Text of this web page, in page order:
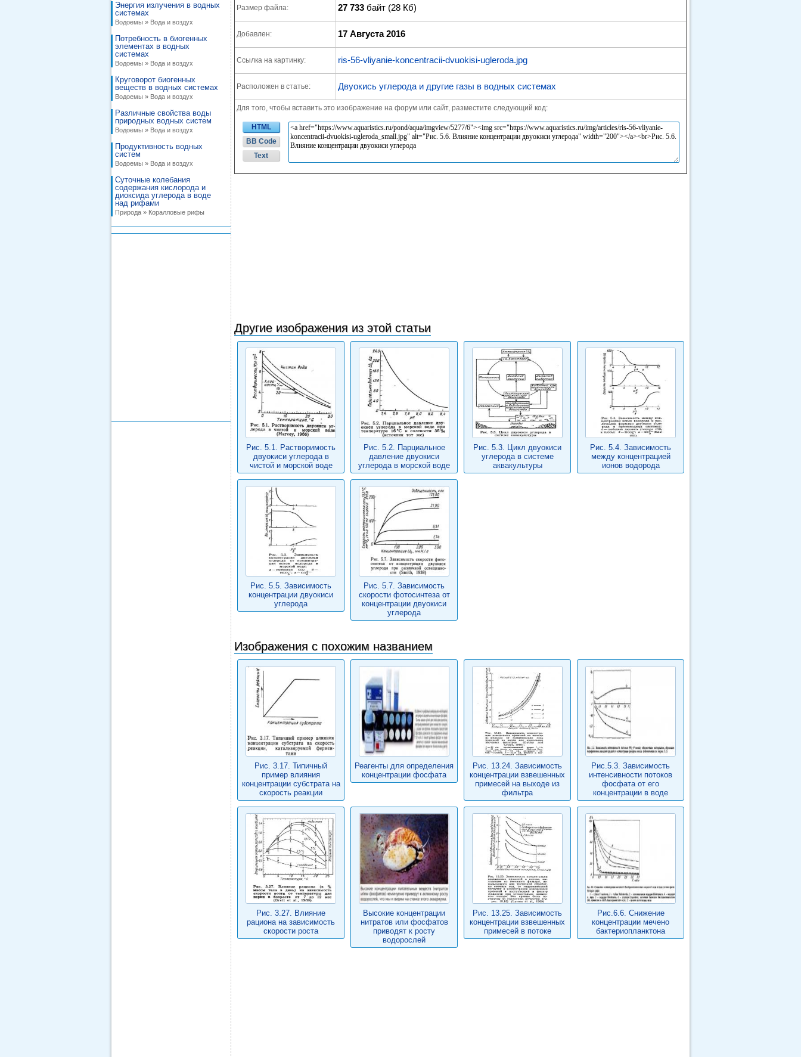
Энергия излучения в водных
системах
Водоемы » Вода и воздух
Потребность в биогенных
элементах в водных
системах
Водоемы » Вода и воздух
Круговорот биогенных
веществ в водных системах
Водоемы » Вода и воздух
Различные свойства воды
природных водных систем
Водоемы » Вода и воздух
Продуктивность водных
систем
Водоемы » Вода и воздух
Суточные колебания
содержания кислорода и
диоксида углерода в воде
над рифами
Природа » Коралловые рифы
Размер файла: 27 733 байт (28 Кб)
Добавлен: 17 Августа 2016
Ссылка на картинку: ris-56-vliyanie-koncentracii-dvuokisi-ugleroda.jpg
Расположен в статье: Двуокись углерода и другие газы в водных системах
Для того, чтобы вставить это изображение на форум или сайт, разместите следующий код:
HTML
BB Code
Text
Другие изображения из этой статьи
Рис. 5.1. Растворимость
двуокиси углерода в
чистой и морской воде
Рис. 5.2. Парциальное
давление двуокиси
углерода в морской воде
Рис. 5.3. Цикл двуокиси
углерода в системе
аквакультуры
Рис. 5.4. Зависимость
между концентрацией
ионов водорода
Рис. 5.5. Зависимость
концентрации двуокиси
углерода
Рис. 5.7. Зависимость
скорости фотосинтеза от
концентрации двуокиси
углерода
Изображения с похожим названием
Рис. 3.17. Типичный
пример влияния
концентрации субстрата на
скорость реакции
Реагенты для определения
концентрации фосфата
Рис. 13.24. Зависимость
концентрации взвешенных
примесей на выходе из
фильтра
Рис.5.3. Зависимость
интенсивности потоков
фосфата от его
концентрации в воде
Рис. 3.27. Влияние
рациона на зависимость
скорости роста
Высокие концентрации
нитратов или фосфатов
приводят к росту
водорослей
Рис. 13.25. Зависимость
концентрации взвешенных
примесей в потоке
Рис.6.6. Снижение
концентрации мечено
бактериопланктона